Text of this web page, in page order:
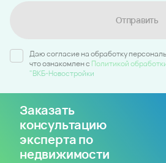
Отправить
Даю согласие на обработку
что ознакомлен c Политикой
"ВКБ-Новостройки
Заказать
консультацию
эксперта по
недвижимости